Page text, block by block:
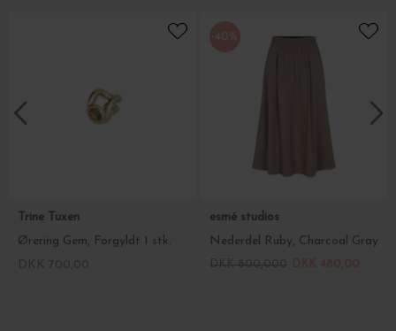
Trine Tuxen
Ørering Gem, Forgyldt 1 stk.
-40%
esmé studios
Nederdel Ruby, Charcoal Gray